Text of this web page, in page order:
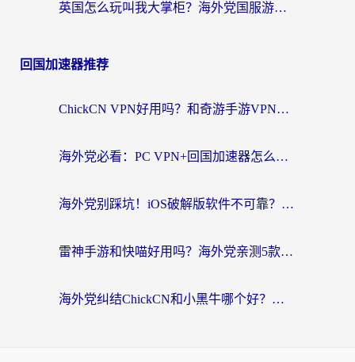
英国怎么玩叫我大掌柜？海外党国服游戏加速避坑指南（附实测推荐）
回国加速器推荐
ChickCN VPN好用吗？和奇游手游VPN对比哪个回国效果更好？海外党亲测实用指南
海外党必看：PC VPN+回国加速器怎么选？无缝访问国内资源全攻略
海外党别踩坑！iOS破解版软件不可靠？教你选对回国加速器无缝看国内资源
雷神手游和快喵好用吗？海外党亲测5款回国加速器，附斧牛Bling对比+微信视频号解决办法
海外党纠结ChickCN和小黑牛哪个好？一篇帮你选对回国加速器的实用指南